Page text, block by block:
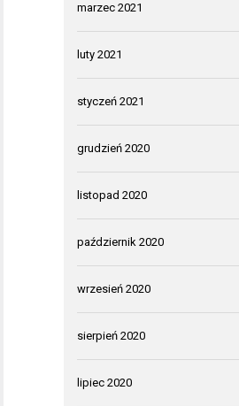
marzec 2021
luty 2021
styczeń 2021
grudzień 2020
listopad 2020
październik 2020
wrzesień 2020
sierpień 2020
lipiec 2020